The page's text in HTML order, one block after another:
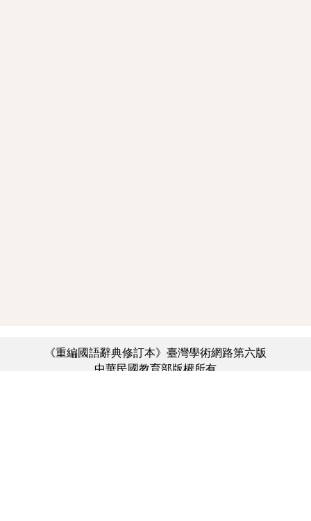
《重編國語辭典修訂本》臺灣學術網路第六版
中華民國教育部版權所有